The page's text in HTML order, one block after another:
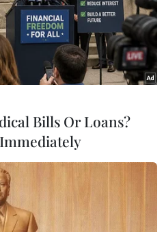
CoV-2 đang được ghi
Bills Or Loans?